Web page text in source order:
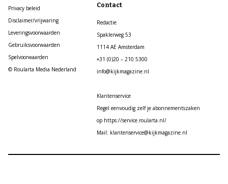
Privacy beleid
Disclaimer/vrijwaring
Leveringsvoorwaarden
Gebruiksvoorwaarden
Spelvoorwaarden
© Roularta Media Nederland
Contact
Redactie
Spaklerweg 53
1114 AE Amsterdam
+31 (0)20 – 210 5300
info@kijkmagazine.nl
Klantenservice
Regel eenvoudig zelf je abonnementszaken
op https://service.roularta.nl/
Mail: klantenservice@kijkmagazine.nl